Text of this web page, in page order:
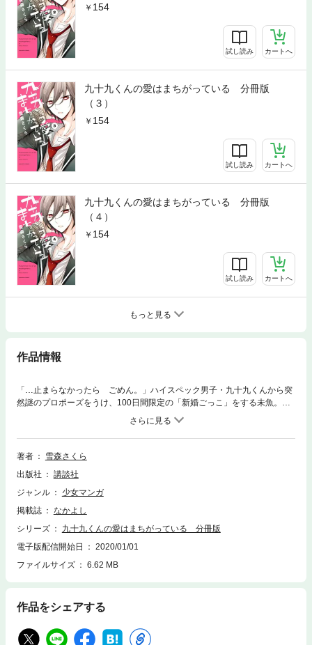
154
試し読み カートへ
九十九くんの愛はまちがっている 分冊版
（３）
154
試し読み カートへ
九十九くんの愛はまちがっている 分冊版
（４）
154
試し読み カートへ
もっと見る
作品情報
「…止まらなかったら ごめん。」ハイスペック男子・九十九くんから突
然謎のプロポーズをうけ、100日間限定の「新婚ごっこ」をする未魚。次
第に惹かれていき、ついに2人は両思いに！ 九十九くんからの愛は、も
う優しいキスだけでは止まらなくて…!?【第5話を収録】
著者
雪森さくら
出版社
講談社
ジャンル
少女マンガ
掲載誌
なかよし
シリーズ
九十九くんの愛はまちがっている 分冊版
電子版配信開始日
2020/01/01
ファイルサイズ
6.62 MB
作品をシェアする